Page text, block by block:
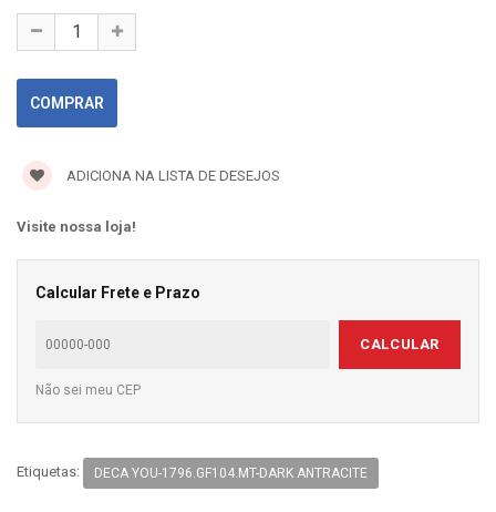
ADICIONA NA LISTA DE DESEJOS
Visite nossa loja!
Calcular Frete e Prazo
CALCULAR
Não sei meu CEP
Etiquetas: DECA YOU-1796.GF104.MT-DARK ANTRACITE